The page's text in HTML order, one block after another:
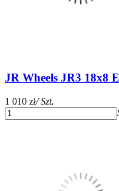
JR Wheels JR3 18x8
1 010 zł/ Szt.